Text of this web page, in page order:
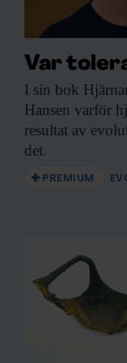
Var
I sin bok
Hansen varför
resultat av
det.
PREMIUM